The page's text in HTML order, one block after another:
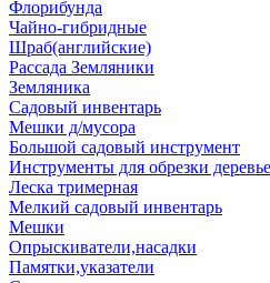
Флорибунда
Чайно-гибридные
Шраб(английские)
Рассада Земляники
Земляника
Садовый инвентарь
Мешки д/мусора
Большой садовый инструмент
Инструменты для обрезки
Леска тримерная
Мелкий садовый инвентарь
Мешки
Опрыскиватели,насадки
Памятки,указатели